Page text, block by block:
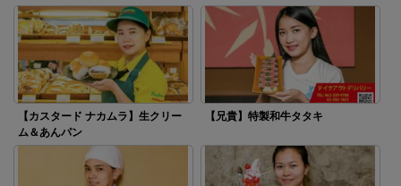
【カスタード ナカムラ】生クリー
ム＆あんパン
【兄貴】特製和牛タタキ